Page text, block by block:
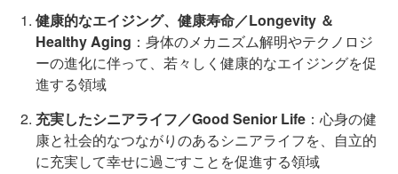
健康的なエイジング、健康寿命／Longevity ＆
Healthy Aging ：身体のメカニズム解明やテクノロジ
ーの進化に伴って、若々しく健康的なエイジングを促
進する領域
充実したシニアライフ／Good Senior Life ：心身の健
康と社会的なつながりのあるシニアライフを、自立的
に充実して幸せに過ごすことを促進する領域